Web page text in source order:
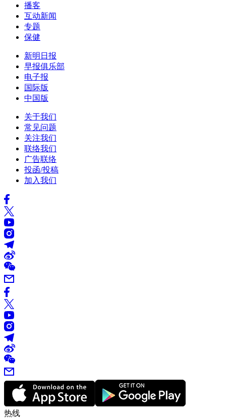
播客
互动新闻
专题
保健
新明日报
早报俱乐部
电子报
国际版
中国版
关于我们
常见问题
关注我们
联络我们
广告联络
投函/投稿
加入我们
热线